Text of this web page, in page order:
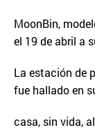
MoonBin,
el 19 de abril a
La estación de
fue hallado en
casa, sin vida,